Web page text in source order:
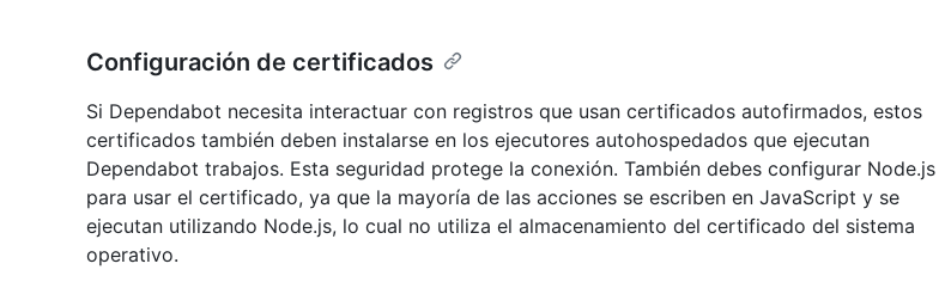
Configuración de certificados
Si Dependabot necesita interactuar con registros que usan certificados autofirmados, estos
certificados también deben instalarse en los ejecutores autohospedados que ejecutan
Dependabot trabajos. Esta seguridad protege la conexión. También debes configurar Node.js
para usar el certificado, ya que la mayoría de las acciones se escriben en JavaScript y se
ejecutan utilizando Node.js, lo cual no utiliza el almacenamiento del certificado del sistema
operativo.